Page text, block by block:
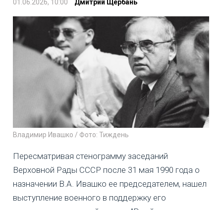
01.06.2026, 10:00 Дмитрий Щербань
Владимир Ивашко / Фото: Тиждень
Пересматривая стенограмму заседаний
Верховной Рады СССР после 31 мая 1990 года о
назначении В.А. Ивашко ее председателем, нашел
выступление военного в поддержку его